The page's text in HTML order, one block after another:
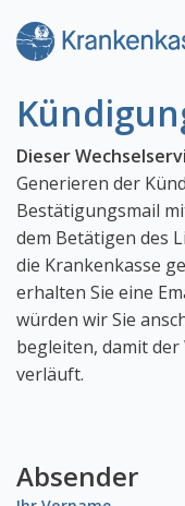
Dieser
Generieren der
Bestätigungsmail
dem Betätigen des
die Krankenkasse
erhalten Sie eine
würden wir Sie
begleiten, damit
verläuft.
Absender